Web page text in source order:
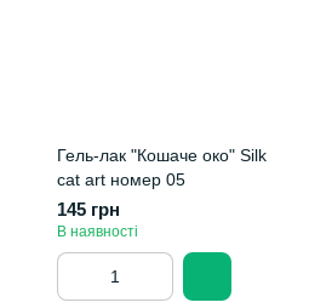
Гель-лак "Кошаче око" Silk
cat art номер 05
145 грн
В наявності